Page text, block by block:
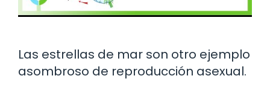
Las estrellas de mar son otro ejemplo
asombroso de reproducción asexual.